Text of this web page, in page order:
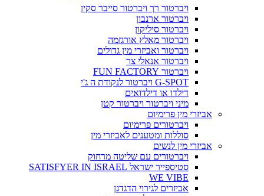
ויברטור רך ויברטור סייבר סקין
ויברטור ארנבון
ויברטור סיליקון
ויברטור מאלץ אורגזמה
ויברטור ואביזרי מין גדולים
ויברטור אנאלי צר
ויברטור FUN FACTORY
G-SPOT ויברטור לנקודת ה ג'י
דילדו או דילדואים
מיני ויברטור ויברטור קטן
אביזרי מין פרימיום
ויברטורים פרימיום
סוללות ומטענים לאביזרי מין
אביזרי מין לנשים
ויברטורים עם שליטה מרחוק
סטיספייר ישראל SATISFYER IN ISRAEL
WE VIBE
אביזרים לגירוי הדגדגן